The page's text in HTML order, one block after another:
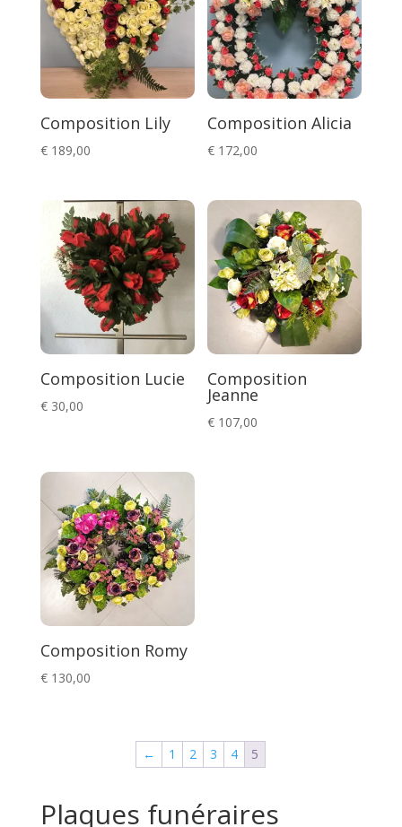
Composition Lily
€189,00
Composition Alicia
€ 172,00
Composition Lucie
€30,00
Composition
Jeanne
€ 107,00
Composition Romy
€130,00
← 1 2 3 4 5
Plaques funéraires